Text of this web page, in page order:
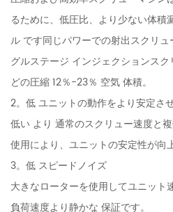
るために、低圧比、より少ない体
ル です同じパワーでの射出スクリ
グルステージ インジェクションス
どの圧縮 12％-23％ 空気 体積。
2。低 ユニットの動作をより安定さ
低い より 通常のスクリュー速度と
使用により、ユニットの安定性が向
3。低 スピードノイズ
大きなローターを使用してユニッ
負荷速度より静かな 保証です。